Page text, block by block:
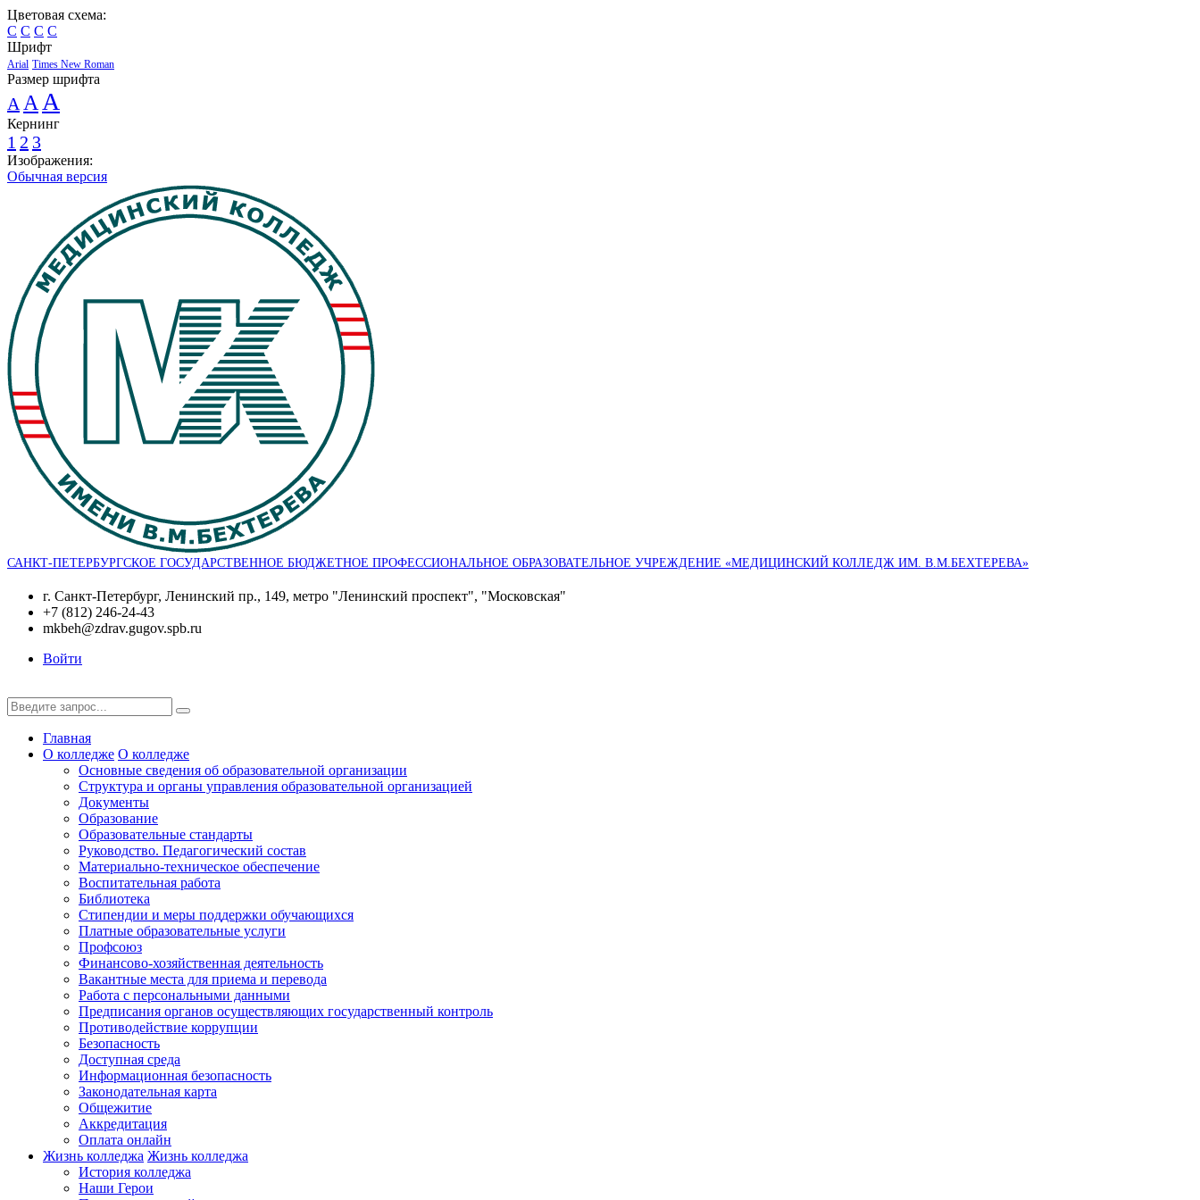
Цветовая схема:
C C C C
Шрифт
Arial Times New Roman
Размер шрифта
A A A
Кернинг
1 2 3
Изображения:
Обычная версия
САНКТ-ПЕТЕРБУРГСКОЕ ГОСУДАРСТВЕННОЕ БЮДЖЕТНОЕ ПРОФЕССИОНАЛЬНОЕ ОБРАЗОВАТЕЛЬНОЕ УЧРЕЖДЕНИЕ «МЕДИЦИНСКИЙ КОЛЛЕДЖ ИМ. В.М.БЕХТЕРЕВА»
г. Санкт-Петербург, Ленинский пр., 149, метро "Ленинский проспект", "Московская"
+7 (812) 246-24-43
mkbeh@zdrav.gugov.spb.ru
Войти
Главная
О колледже О колледже
Основные сведения об образовательной организации
Структура и органы управления образовательной организацией
Документы
Образование
Образовательные стандарты
Руководство. Педагогический состав
Материально-техническое обеспечение
Воспитательная работа
Библиотека
Стипендии и меры поддержки обучающихся
Платные образовательные услуги
Профсоюз
Финансово-хозяйственная деятельность
Вакантные места для приема и перевода
Работа с персональными данными
Предписания органов осуществляющих государственный контроль
Противодействие коррупции
Безопасность
Доступная среда
Информационная безопасность
Законодательная карта
Общежитие
Аккредитация
Оплата онлайн
Жизнь колледжа Жизнь колледжа
История колледжа
Наши Герои